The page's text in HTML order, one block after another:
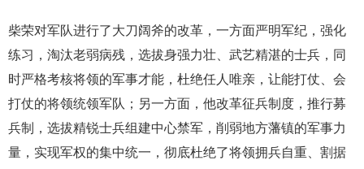
柴荣对军队进行了大刀阔斧的改革，一方面严明军纪，强化
练习，淘汰老弱病残，选拔身强力壮、武艺精湛的士兵，同
时严格考核将领的军事才能，杜绝任人唯亲，让能打仗、会
打仗的将领统领军队；另一方面，他改革征兵制度，推行募
兵制，选拔精锐士兵组建中心禁军，削弱地方藩镇的军事力
量，实现军权的集中统一，彻底杜绝了将领拥兵自重、割据